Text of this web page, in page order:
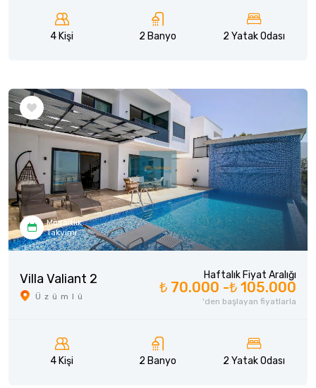
4 Kişi 2 Banyo 2 Yatak Odası
Müsaitlik
Takvimi
Villa Valiant 2
Üzümlü
Haftalık Fiyat Aralığı
₺ 70.000 -₺ 105.000
'den başlayan fiyatlarla
4 Kişi 2 Banyo 2 Yatak Odası